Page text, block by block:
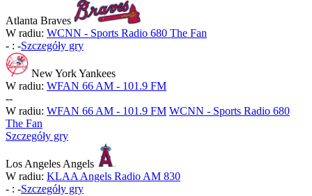
Atlanta Braves
W radiu: WCNN - Sports Radio 680 The Fan
- : -Szczegóły gry
New York Yankees
W radiu: WFAN 66 AM - 101.9 FM
--
W radiu: WFAN 66 AM - 101.9 FM WCNN - Sports Radio 680
The Fan
Szczegóły gry
Los Angeles Angels
W radiu: KLAA Angels Radio AM 830
- : -Szczegóły gry